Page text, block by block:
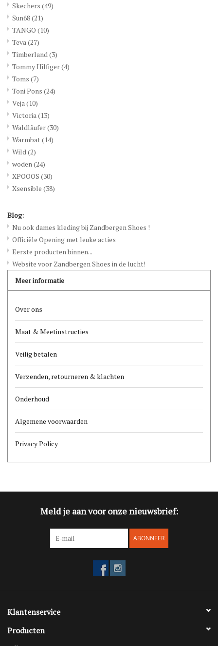
Skechers (49)
Sun68(21)
TANGO (10)
Teva(27)
Timberland(3)
Tommy Hilfiger(4)
Toms (7)
Toni Pons (24)
Veja(10)
Victoria(13)
Waldläufer(30)
Warmbat(14)
Wild(2)
woden(24)
XPOOOS (30)
Xsensible (38)
Blog:
Nu ook dames kleding bij Zandbergen Shoes !
Officiële Opening met leuke acties
Eerste producten binnen...
Website voor Zandbergen Shoes in de lucht!
Meer informatie
Over ons
Maat & Meetinstructies
Veilig betalen
Verzenden, retourneren & klachten
Onderhoud
Algemene voorwaarden
Privacy Policy
Meld je aan voor onze nieuwsbrief:
ABONNEER
Klantenservice
Producten